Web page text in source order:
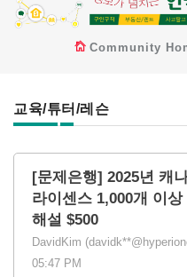
Community
교육/튜터/레슨
[문제은행] 2025년 캐
라이센스 1,000개 이
해설 $500
DavidKim
05:47 PM